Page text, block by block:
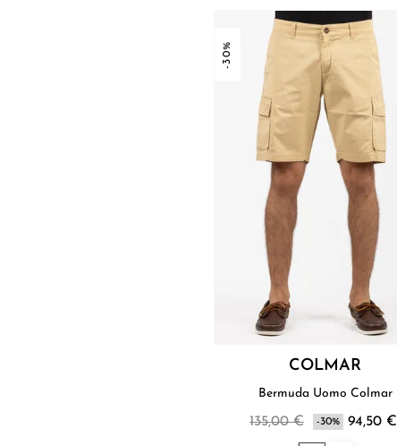
-30%
COLMAR
Bermuda Uomo Colmar
135,00 € -30% 94,50 €